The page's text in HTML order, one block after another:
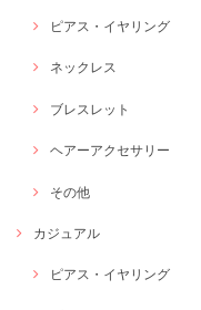
ピアス・イヤリング
ネックレス
ブレスレット
ヘアーアクセサリー
その他
カジュアル
ピアス・イヤリング